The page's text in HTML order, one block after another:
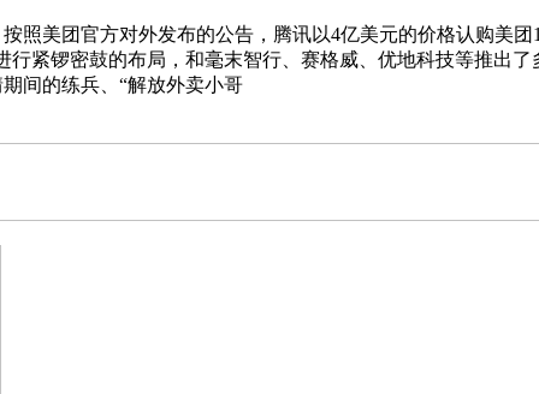
照美团官方对外发布的公告，腾讯以4亿美元的价格认购美
行紧锣密鼓的布局，和毫末智行、赛格威、优地科技等推出
间的练兵、“解放外卖小哥